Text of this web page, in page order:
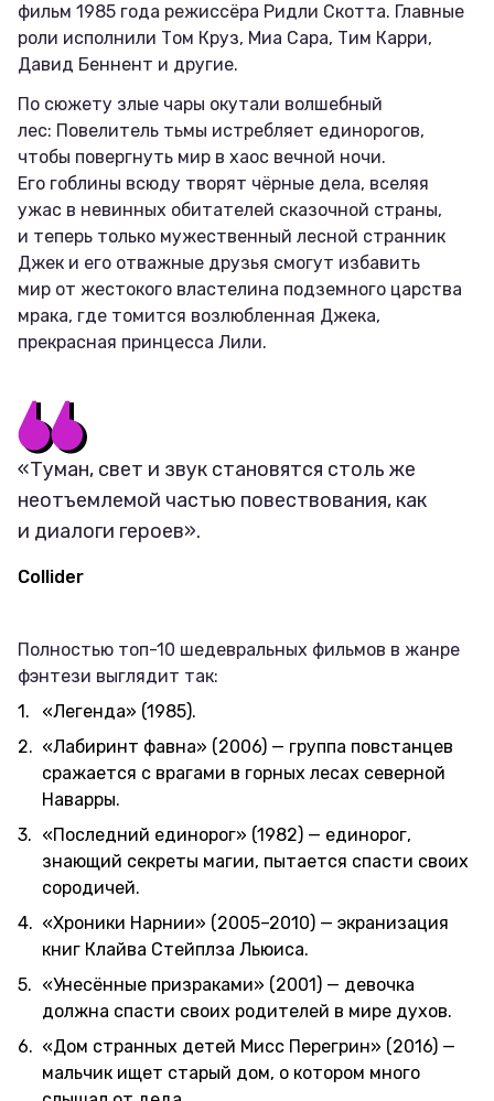
фильм 1985 года режиссёра Ридли Скотта. Главные
роли исполнили Том Круз, Миа Сара, Тим Карри,
Давид Беннент и другие.
По сюжету злые чары окутали волшебный
лес: Повелитель тьмы истребляет единорогов,
чтобы повергнуть мир в хаос вечной ночи.
Его гоблины всюду творят чёрные дела, вселяя
ужас в невинных обитателей сказочной страны,
и теперь только мужественный лесной странник
Джек и его отважные друзья смогут избавить
мир от жестокого властелина подземного царства
мрака, где томится возлюбленная Джека,
прекрасная принцесса Лили.
«Туман, свет и звук становятся столь же
неотъемлемой частью повествования, как
и диалоги героев».
Collider
Полностью топ-10 шедевральных фильмов в жанре
фэнтези выглядит так:
«Легенда» (1985).
«Лабиринт фавна» (2006) — группа повстанцев
сражается с врагами в горных лесах северной
Наварры.
«Последний единорог» (1982) — единорог,
знающий секреты магии, пытается спасти своих
сородичей.
«Хроники Нарнии» (2005–2010) — экранизация
книг Клайва Стейплза Льюиса.
«Унесённые призраками» (2001) — девочка
должна спасти своих родителей в мире духов.
«Дом странных детей Мисс Перегрин» (2016) —
мальчик ищет старый дом, о котором много